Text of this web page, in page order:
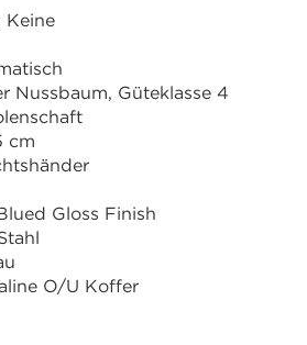
Keine
Nussbaum, Güteklasse 4
cm
Gloss Finish
O/U Koffer